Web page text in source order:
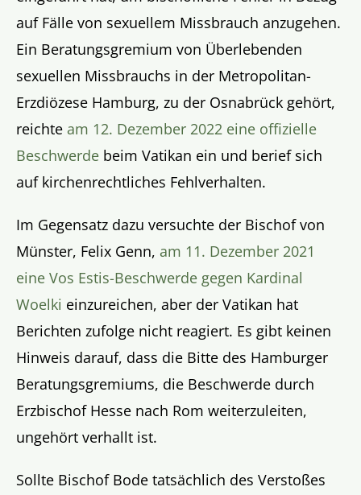
auf Fälle von sexuellem Missbrauch anzugehen.
Ein Beratungsgremium von Überlebenden
sexuellen Missbrauchs in der Metropolitan-
Erzdiözese Hamburg, zu der Osnabrück gehört,
reichte am 12. Dezember 2022 eine offizielle
Beschwerde beim Vatikan ein und berief sich
auf kirchenrechtliches Fehlverhalten.
Im Gegensatz dazu versuchte der Bischof von
Münster, Felix Genn, am 11. Dezember 2021
eine Vos Estis-Beschwerde gegen Kardinal
Woelki einzureichen, aber der Vatikan hat
Berichten zufolge nicht reagiert. Es gibt keinen
Hinweis darauf, dass die Bitte des Hamburger
Beratungsgremiums, die Beschwerde durch
Erzbischof Hesse nach Rom weiterzuleiten,
ungehört verhallt ist.
Sollte Bischof Bode tatsächlich des Verstoßes